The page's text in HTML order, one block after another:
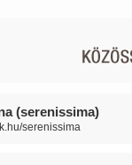
(serenissima)
serenissima